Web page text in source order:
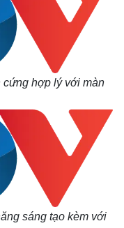
cứng hợp lý với màn
sáng tạo kèm với